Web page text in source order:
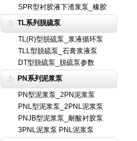
SPR型衬胶液下渣浆泵_橡胶
TL系列脱硫泵
TL(R)型脱硫泵_浆液循环泵
TLL型脱硫泵_石膏浆液泵
DT型脱硫泵_脱硫泵参数
PN系列泥浆泵
PN型泥浆泵_2PN泥浆泵
PNL型泥浆泵_2PNL泥浆泵
PNJB型泥浆泵_耐酸衬胶泵
3PNL泥浆泵 PNL泥浆泵